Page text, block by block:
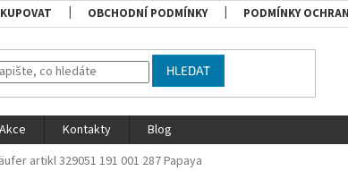
OBCHODNÍ PODMÍNKY PODMÍNKY
HLEDAT
Akce Kontakty
Blog
artikl 329051 191 001 287 Papaya